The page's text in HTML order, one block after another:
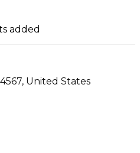
added
United States